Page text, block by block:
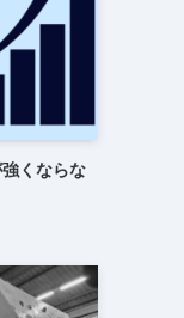
くならな